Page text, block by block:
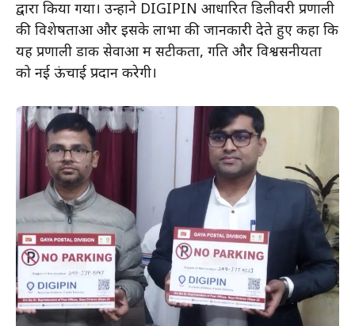
द्वारा किया गया। उन्होंने DIGIPIN आधारित डिलीवरी प्रणाली
की विशेषताओं और इसके लाभों की जानकारी देते हुए कहा कि
यह प्रणाली डाक सेवाओं में सटीकता, गति और विश्वसनीयता
को नई ऊंचाई प्रदान करेगी।